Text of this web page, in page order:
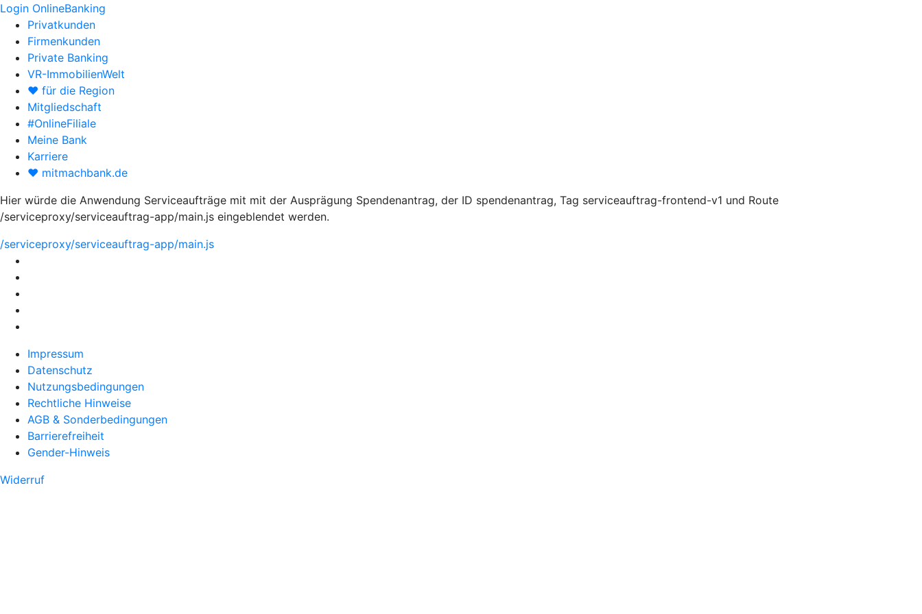
Login OnlineBanking
Privatkunden
Firmenkunden
Private Banking
VR-ImmobilienWelt
♥ für die Region
Mitgliedschaft
#OnlineFiliale
Meine Bank
Karriere
♥ mitmachbank.de
Hier würde die Anwendung Serviceaufträge mit mit der Ausprägung Spendenantrag, der ID spendenantrag, Tag serviceauftrag-frontend-v1 und Route
/serviceproxy/serviceauftrag-app/main.js eingeblendet werden.
/serviceproxy/serviceauftrag-app/main.js
Impressum
Datenschutz
Nutzungsbedingungen
Rechtliche Hinweise
AGB & Sonderbedingungen
Barrierefreiheit
Gender-Hinweis
Widerruf